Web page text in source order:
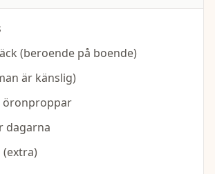
(beroende på boende)
är känslig)
öronproppar
dagarna
(extra)